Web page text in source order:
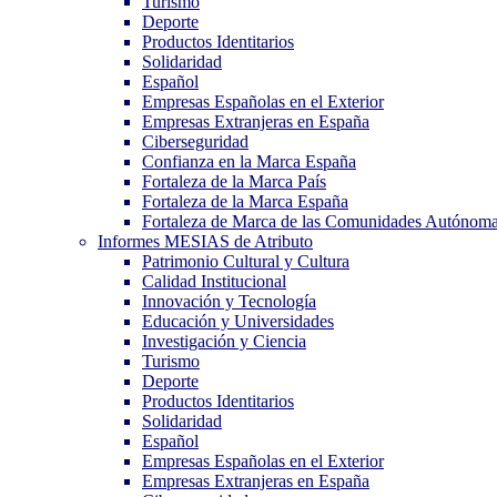
Deporte
Productos Identitarios
Solidaridad
Español
Empresas Españolas en el Exterior
Empresas Extranjeras en España
Ciberseguridad
Confianza en la Marca España
Fortaleza de la Marca País
Fortaleza de la Marca España
Fortaleza de Marca de las Comunidades
Informes MESIAS de Atributo
Patrimonio Cultural y Cultura
Calidad Institucional
Innovación y Tecnología
Educación y Universidades
Investigación y Ciencia
Turismo
Deporte
Productos Identitarios
Solidaridad
Español
Empresas Españolas en el Exterior
Empresas Extranjeras en España